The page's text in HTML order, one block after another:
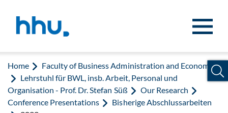
Home
Faculty of Business Administration and Economics
Lehrstuhl für BWL, insb. Arbeit, Personal und
Organisation - Prof. Dr. Stefan Süß
Our Research
Conference Presentations
Bisherige Abschlussarbeiten